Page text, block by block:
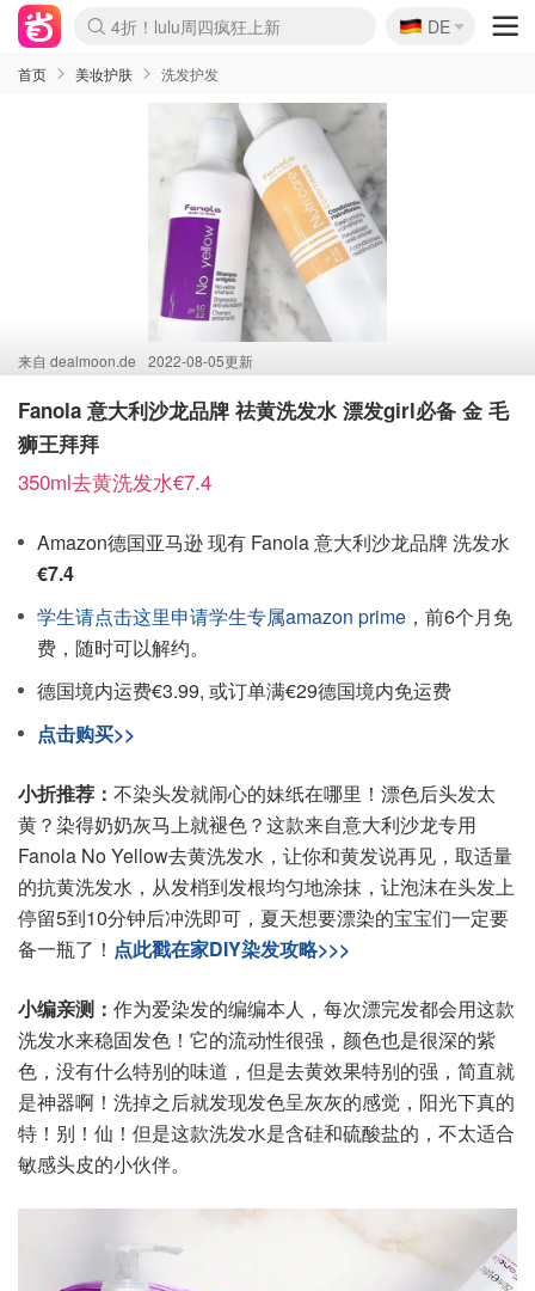
Boticinal 夏促开抢！
4折！lulu周四疯狂上新
还没结束！&OtherStories大促
Joybuy变相75折 随时失效
速领！Stanley独家85折
疑似霸哥！Camper额外叠85折
Zalando 奥莱闪促！每日更新
Moncler反季囤！5折起+叠9折
Coach Brooklyn仅€192
🇩🇪
DE
首页 美妆护肤 洗发护发
来自 dealmoon.de 2022-08-05更新
Fanola 意大利沙龙品牌 祛黄洗发水 漂发girl必备 金 毛
狮王拜拜
350ml去黄洗发水€7.4
Amazon德国亚马逊 现有 Fanola 意大利沙龙品牌 洗发水
€7.4
学生请点击这里申请学生专属amazon prime ，前6个月免
费，随时可以解约。
德国境内运费€3.99, 或订单满€29德国境内免运费
点击购买>>
小折推荐： 不染头发就闹心的妹纸在哪里！漂色后头发太
黄？染得奶奶灰马上就褪色？这款来自意大利沙龙专用
Fanola No Yellow去黄洗发水，让你和黄发说再见，取适量
的抗黄洗发水，从发梢到发根均匀地涂抹，让泡沫在头发上
停留5到10分钟后冲洗即可，夏天想要漂染的宝宝们一定要
备一瓶了！ 点此戳在家DIY染发攻略>>>
小编亲测： 作为爱染发的编编本人，每次漂完发都会用这款
洗发水来稳固发色！它的流动性很强，颜色也是很深的紫
色，没有什么特别的味道，但是去黄效果特别的强，简直就
是神器啊！洗掉之后就发现发色呈灰灰的感觉，阳光下真的
特！别！仙！但是这款洗发水是含硅和硫酸盐的，不太适合
敏感头皮的小伙伴。